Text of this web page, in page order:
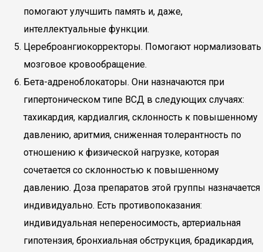
помогают улучшить память и, даже,
интеллектуальные функции.
Цереброангиокорректоры. Помогают нормализовать
мозговое кровообращение.
Бета-адреноблокаторы. Они назначаются при
гипертоническом типе ВСД в следующих случаях:
тахикардия, кардиалгия, склонность к повышенному
давлению, аритмия, сниженная толерантность по
отношению к физической нагрузке, которая
сочетается со склонностью к повышенному
давлению. Доза препаратов этой группы назначается
индивидуально. Есть противопоказания:
индивидуальная непереносимость, артериальная
гипотензия, бронхиальная обструкция, брадикардия,